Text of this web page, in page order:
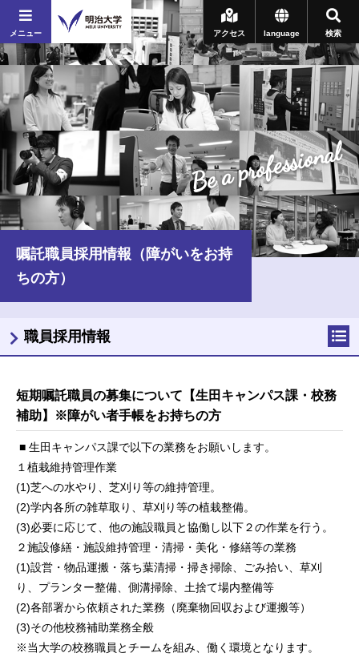
メニュー 検索
language
アクセス
Be a professional
嘱託職員採用情報（障がいをお持
ちの方）
短期嘱託職員の募集について【生田キャンパス課・校務
補助】※障がい者手帳をお持ちの方
■ 生田キャンパス課で以下の業務をお願いします。
１植栽維持管理作業
(1)芝への水やり、芝刈り等の維持管理。
(2)学内各所の雑草取り、草刈り等の植栽整備。
(3)必要に応じて、他の施設職員と協働し以下２の作業を行う。
２施設修繕・施設維持管理・清掃・美化・修繕等の業務
(1)設営・物品運搬・落ち葉清掃・掃き掃除、ごみ拾い、草刈
り、プランター整備、側溝掃除、土捨て場内整備等
(2)各部署から依頼された業務（廃棄物回収および運搬等）
(3)その他校務補助業務全般
※当大学の校務職員とチームを組み、働く環境となります。
職員採用情報